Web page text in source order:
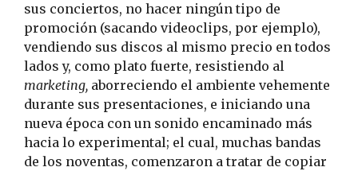
sus conciertos, no hacer ningún tipo de
promoción (sacando videoclips, por ejemplo),
vendiendo sus discos al mismo precio en todos
lados y, como plato fuerte, resistiendo al
marketing, aborreciendo el ambiente vehemente
durante sus presentaciones, e iniciando una
nueva época con un sonido encaminado más
hacia lo experimental; el cual, muchas bandas
de los noventas, comenzaron a tratar de copiar